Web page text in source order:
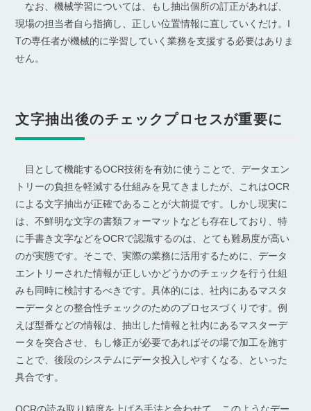
なお、機械学習については、もし抽出個所の訂正があれば、
現場の担当者自ら指摘し、正しい位置情報に直していくだけ。I
Tの専任者が機械的に学習していく業務を支援する必要はありま
せん。
文字抽出後のチェックプロセスが重要に
目として機能するOCR技術を有効に使うことで、データエン
トリーの負担を軽減する仕組みを見てきましたが、これはOCR
による文字抽出が正確であることが大前提です。しかし現実に
は、不鮮明な文字の書類フォーマットなども存在しており、特
に手書き文字などをOCRで認識するのは、とても難易度が高い
のが実態です。そこで、実際の業務に活用するために、データ
エントリーされた情報が正しいかどうかのチェックを行う仕組
みも同時に検討するべきです。具体的には、社内にあるマスタ
ーデータとの整合性チェックのためのプロセスづくりです。例
えば型番などの情報は、抽出した情報と社内にあるマスターデ
ータを突合させ、もし修正が必要であればその場で加工を施す
ことで、後段のシステムにデータ投入しやすくなる、といった
具合です。